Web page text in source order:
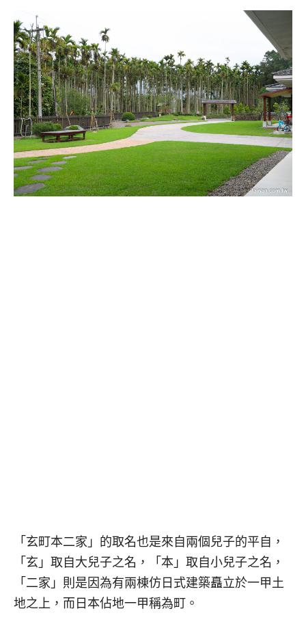
「玄町本二家」的取名也是來自兩個兒子的平自，
「玄」取自大兒子之名，「本」取自小兒子之名，
「二家」則是因為有兩棟仿日式建築矗立於一甲土
地之上，而日本佔地一甲稱為町。